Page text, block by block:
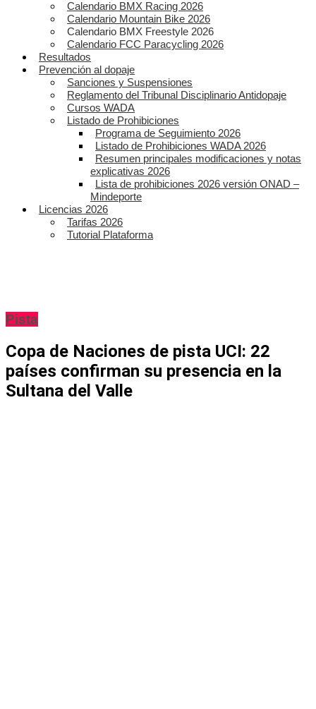
Calendario BMX Racing 2026
Calendario Mountain Bike 2026
Calendario BMX Freestyle 2026
Calendario FCC Paracycling 2026
Resultados
Prevención al dopaje
Sanciones y Suspensiones
Reglamento del Tribunal Disciplinario Antidopaje
Cursos WADA
Listado de Prohibiciones
Programa de Seguimiento 2026
Listado de Prohibiciones WADA 2026
Resumen principales modificaciones y notas
explicativas 2026
Lista de prohibiciones 2026 versión ONAD –
Mindeporte
Licencias 2026
Tarifas 2026
Tutorial Plataforma
Pista
Copa de Naciones de pista UCI: 22
países confirman su presencia en la
Sultana del Valle